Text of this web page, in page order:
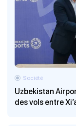
Uzbekistan
des vols entre
Société